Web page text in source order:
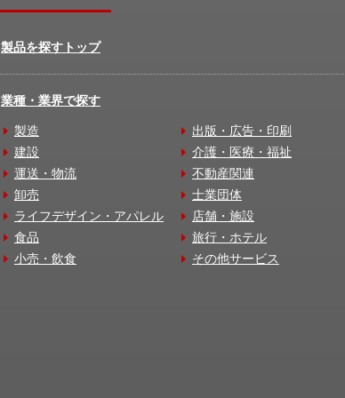
製品を探すトップ
業種・業界で探す
製造
建設
運送・物流
卸売
ライフデザイン・アパレル
食品
小売・飲食
出版・広告・印刷
介護・医療・福祉
不動産関連
士業団体
店舗・施設
旅行・ホテル
その他サービス